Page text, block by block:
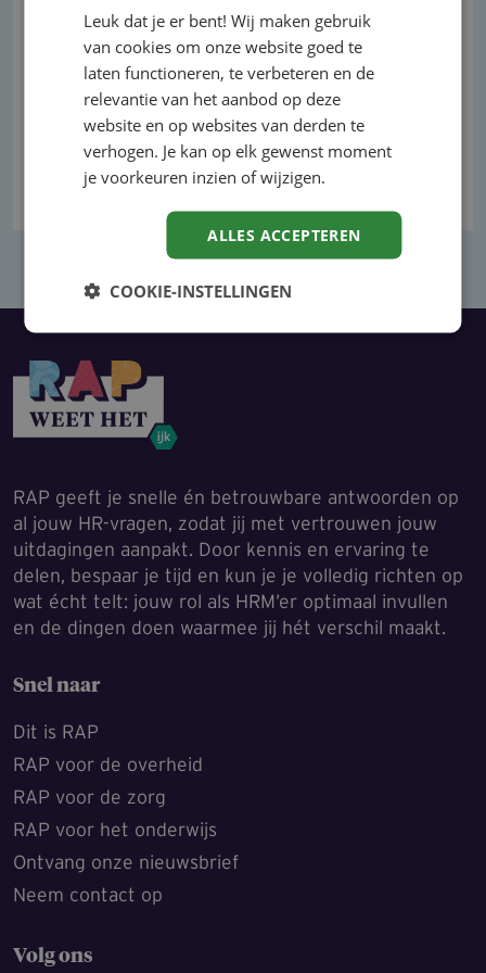
RAP geeft je snelle én betrouwbare antwoorden op
al jouw HR-vragen, zodat jij met vertrouwen jouw
uitdagingen aanpakt. Door kennis en ervaring te
delen, bespaar je tijd en kun je je volledig richten op
wat écht telt: jouw rol als HRM’er optimaal invullen
en de dingen doen waarmee jij hét verschil maakt.
Snel naar
Dit is RAP
RAP voor de overheid
RAP voor de zorg
RAP voor het onderwijs
Ontvang onze nieuwsbrief
Neem contact op
Volg ons
Leuk dat je er bent! Wij maken gebruik
van cookies om onze website goed te
laten functioneren, te verbeteren en de
relevantie van het aanbod op deze
website en op websites van derden te
verhogen. Je kan op elk gewenst moment
je voorkeuren inzien of wijzigen.
ALLES ACCEPTEREN
COOKIE-INSTELLINGEN